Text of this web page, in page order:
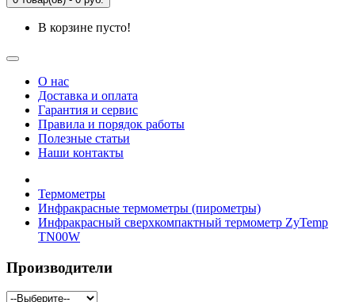
В корзине пусто!
О нас
Доставка и оплата
Гарантия и сервис
Правила и порядок работы
Полезные статьи
Наши контакты
Термометры
Инфракрасные термометры (пирометры)
Инфракрасный сверхкомпактный термометр ZyTemp
TN00W
Производители